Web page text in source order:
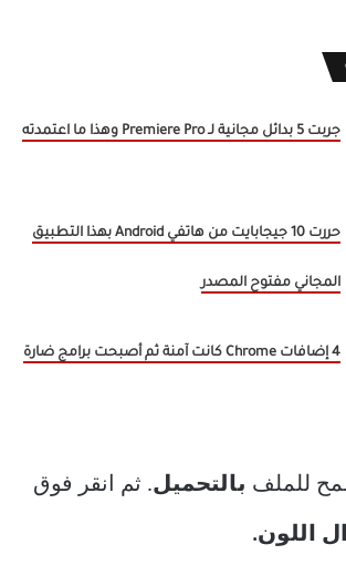
جربت 5 بدائل مجانية لـ Premiere Pro وهذا ما اعتمدته
حررت 10 جيجابايت من هاتفي Android بهذا التطبيق
المجاني مفتوح المصدر
4 إضافات Chrome كانت آمنة ثم أصبحت برامج ضارة
للملف بالتحميل. ثم انقر فوق
اللون.